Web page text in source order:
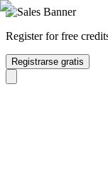
Register for free
Registrarse gratis